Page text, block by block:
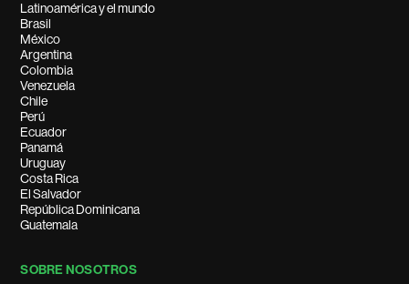
Latinoamérica y el mundo
Brasil
México
Argentina
Colombia
Venezuela
Chile
Perú
Ecuador
Panamá
Uruguay
Costa Rica
El Salvador
República Dominicana
Guatemala
SOBRE NOSOTROS